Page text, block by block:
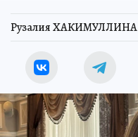
Рузалия ХАКИМУЛЛИНА